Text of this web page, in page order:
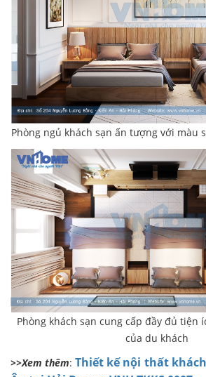
Phòng ngủ khách sạn ấn tượng với màu
Phòng khách sạn cung cấp đầy đủ tiện
của du khách
>>Xem thêm:Thiết kế nội thất